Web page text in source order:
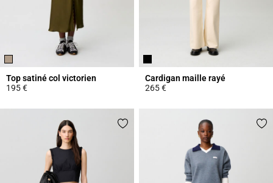
Top satiné col victorien
195 €
Cardigan maille rayé
265 €